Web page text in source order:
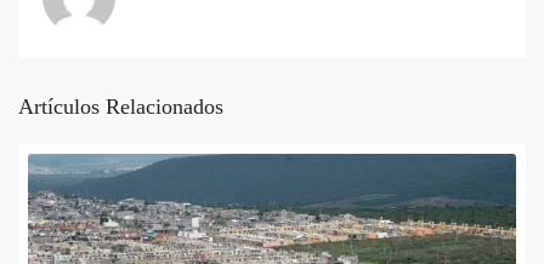
Artículos Relacionados